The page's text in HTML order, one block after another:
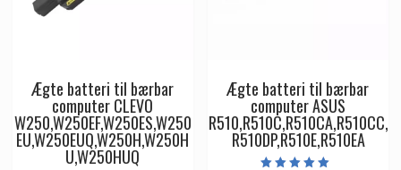
Ægte batteri til bærbar
computer CLEVO
W250,W250EF,W250ES,W250
EU,W250EUQ,W250H,W250H
U,W250HUQ
Ægte batteri til bærbar
computer ASUS
R510,R510C,R510CA,R510CC,
R510DP,R510E,R510EA